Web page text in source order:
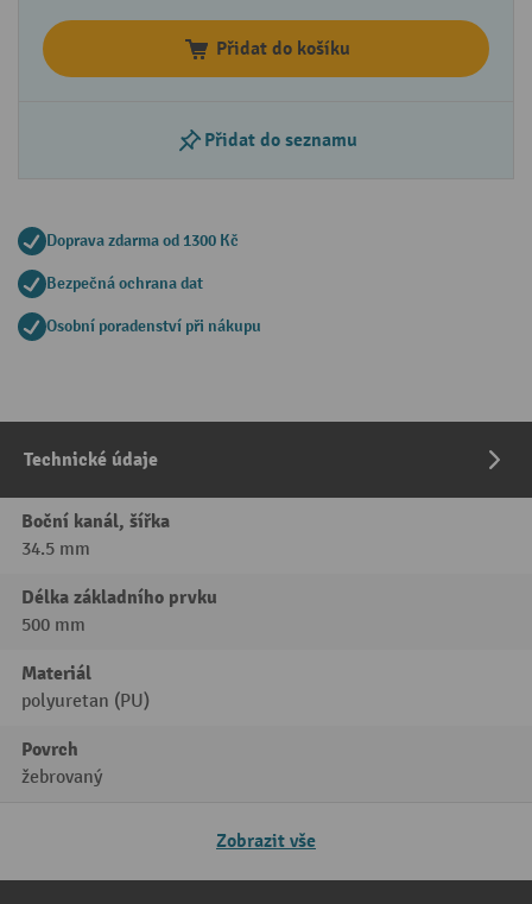
Přidat do košíku
Přidat do seznamu
Doprava zdarma od 1300 Kč
Bezpečná ochrana dat
Osobní poradenství při nákupu
Technické údaje
Boční kanál, šířka
34.5 mm
Délka základního prvku
500 mm
Materiál
polyuretan (PU)
Povrch
žebrovaný
Zobrazit vše